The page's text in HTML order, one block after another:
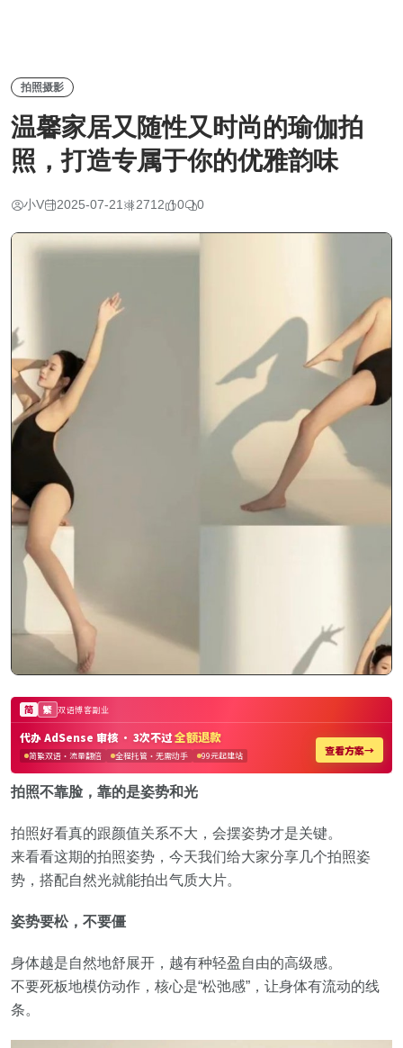
拍照摄影
温馨家居又随性又时尚的瑜伽拍
照，打造专属于你的优雅韵味
小V 2025-07-21 2712 0 0
拍照不靠脸，靠的是姿势和光
拍照好看真的跟颜值关系不大，会摆姿势才是关键。
来看看这期的拍照姿势，今天我们给大家分享几个拍照姿
势，搭配自然光就能拍出气质大片。
姿势要松，不要僵
身体越是自然地舒展开，越有种轻盈自由的高级感。
不要死板地模仿动作，核心是“松弛感”，让身体有流动的线
条。